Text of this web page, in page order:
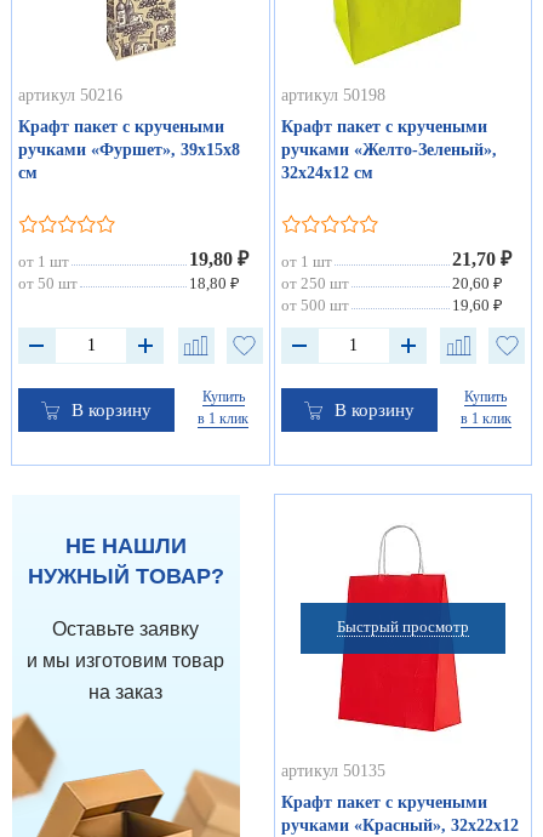
артикул 50216
Крафт пакет с кручеными
ручками «Фуршет», 39х15х8
см
от 1 шт 19,80 ₽
от 50 шт 18,80 ₽
В корзину
Купить
в 1 клик
артикул 50198
Крафт пакет с кручеными
ручками «Желто-Зеленый»,
32х24х12 см
от 1 шт 21,70 ₽
от 250 шт
20,60 ₽
от 500 шт
19,60 ₽
В корзину
Купить
в 1 клик
НЕ НАШЛИ
НУЖНЫЙ ТОВАР?
Оставьте заявку
и мы изготовим товар
на заказ
Быстрый просмотр
артикул 50135
Крафт пакет с кручеными
ручками «Красный», 32х22х12